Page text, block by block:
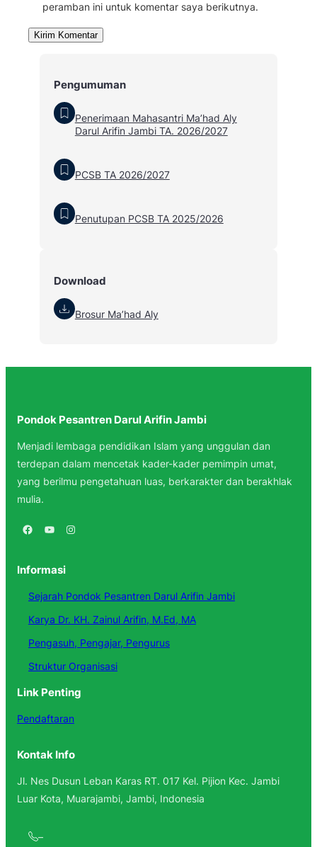
peramban ini untuk komentar saya berikutnya.
Pengumuman
Penerimaan Mahasantri Ma’had Aly
Darul Arifin Jambi TA. 2026/2027
PCSB TA 2026/2027
Penutupan PCSB TA 2025/2026
Download
Brosur Ma’had Aly
Pondok Pesantren Darul Arifin Jambi
Menjadi lembaga pendidikan Islam yang unggulan dan
terdepan dalam mencetak kader-kader pemimpin umat,
yang berilmu pengetahuan luas, berkarakter dan berakhlak
mulia.
Facebook YouTube Instagram
Informasi
Sejarah Pondok Pesantren Darul Arifin Jambi
Karya Dr. KH. Zainul Arifin, M.Ed, MA
Pengasuh, Pengajar, Pengurus
Struktur Organisasi
Link Penting
Pendaftaran
Kontak Info
Jl. Nes Dusun Leban Karas RT. 017 Kel. Pijion Kec. Jambi
Luar Kota, Muarajambi, Jambi, Indonesia
–